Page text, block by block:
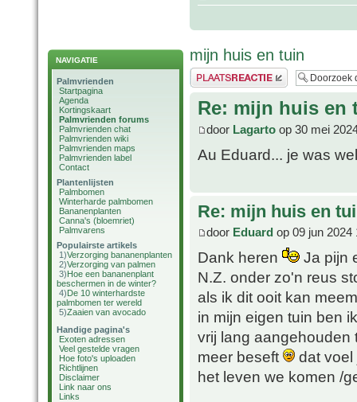
NAVIGATIE
Palmvrienden
Startpagina
Agenda
Kortingskaart
Palmvrienden forums
Palmvrienden chat
Palmvrienden wiki
Palmvrienden maps
Palmvrienden label
Contact
Plantenlijsten
Palmbomen
Winterharde palmbomen
Bananenplanten
Canna's (bloemriet)
Palmvarens
Populairste artikels
1)Verzorging bananenplanten
2)Verzorging van palmen
3)Hoe een bananenplant
beschermen in de winter?
4)De 10 winterhardste
palmbomen ter wereld
5)Zaaien van avocado
Handige pagina's
Exoten adressen
Veel gestelde vragen
Hoe foto's uploaden
Richtlijnen
Disclaimer
Link naar ons
Links
mijn huis en tuin
Plaats een reactie
Re: mijn huis en
door Lagarto op 30 mei
Au Eduard... je was
Re: mijn huis en
door Eduard op 09 jun 2024
Dank heren
Ja pijn
N.Z. onder zo'n reus
als ik dit ooit kan
in mijn eigen tuin ben
vrij lang aangehouden
meer beseft
dat voel
het leven we komen /